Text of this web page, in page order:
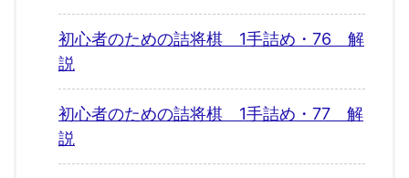
初心者のための詰将棋 1手詰め・76 解
説
初心者のための詰将棋 1手詰め・77 解
説